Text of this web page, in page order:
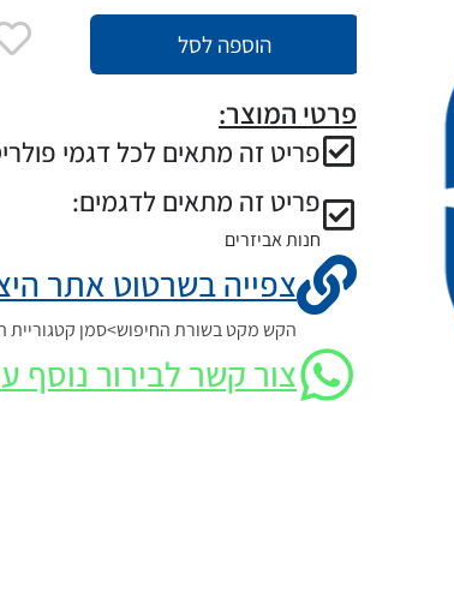
הוספה לסל
פרטי המוצר:
פריט זה מתאים לכל דגמי
פריט זה מתאים לדגמים:
חנות אביזרים
צפייה בשרטוט אתר
הקש מקט בשורת החיפוש>סמן קטגוריית
צור קשר לבירור נוסף